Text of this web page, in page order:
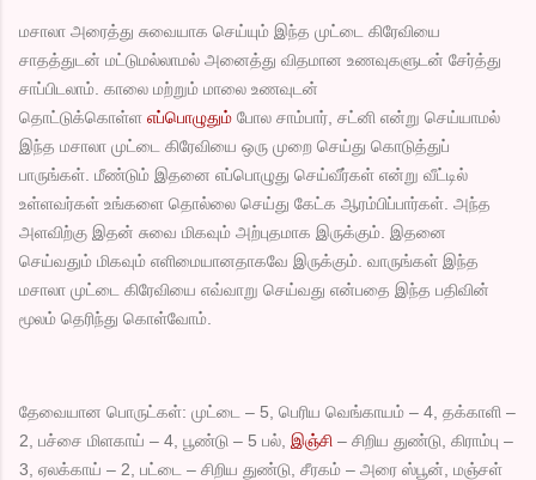
மசாலா அரைத்து சுவையாக செய்யும் இந்த முட்டை கிரேவியை
சாதத்துடன் மட்டுமல்லாமல் அனைத்து விதமான உணவுகளுடன் சேர்த்து
சாப்பிடலாம். காலை மற்றும் மாலை உணவுடன்
தொட்டுக்கொள்ள எப்பொழுதும் போல சாம்பார், சட்னி என்று செய்யாமல்
இந்த மசாலா முட்டை கிரேவியை ஒரு முறை செய்து கொடுத்துப்
பாருங்கள். மீண்டும் இதனை எப்பொழுது செய்வீர்கள் என்று வீட்டில்
உள்ளவர்கள் உங்களை தொல்லை செய்து கேட்க ஆரம்பிப்பார்கள். அந்த
அளவிற்கு இதன் சுவை மிகவும் அற்புதமாக இருக்கும். இதனை
செய்வதும் மிகவும் எளிமையானதாகவே இருக்கும். வாருங்கள் இந்த
மசாலா முட்டை கிரேவியை எவ்வாறு செய்வது என்பதை இந்த பதிவின்
மூலம் தெரிந்து கொள்வோம்.
தேவையான பொருட்கள்: முட்டை – 5, பெரிய வெங்காயம் – 4, தக்காளி –
2, பச்சை மிளகாய் – 4, பூண்டு – 5 பல், இஞ்சி – சிறிய துண்டு, கிராம்பு –
3, ஏலக்காய் – 2, பட்டை – சிறிய துண்டு, சீரகம் – அரை ஸ்பூன், மஞ்சள்